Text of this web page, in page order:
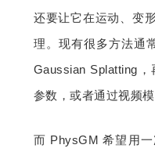
还要让它在运动、变
理。现有很多方法通
Gaussian Splatting
参数，或者通过视频
而 PhysGM 希望用